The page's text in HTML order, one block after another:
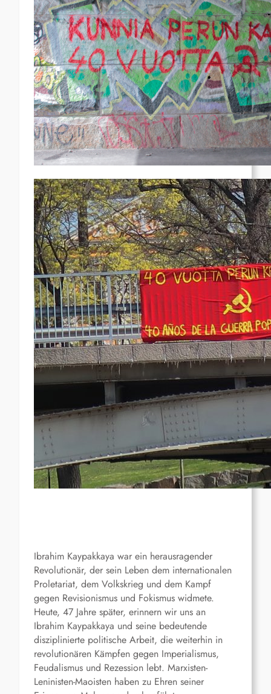
Ibrahim Kaypakkaya war ein herausragender
Revolutionär, der sein Leben dem internationalen
Proletariat, dem Volkskrieg und dem Kampf
gegen Revisionismus und Fokismus widmete.
Heute, 47 Jahre später, erinnern wir uns an
Ibrahim Kaypakkaya und seine bedeutende
disziplinierte politische Arbeit, die weiterhin in
revolutionären Kämpfen gegen Imperialismus,
Feudalismus und Rezession lebt. Marxisten-
Leninisten-Maoisten haben zu Ehren seiner